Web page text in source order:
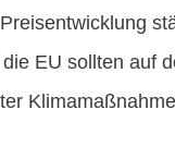
EU sollten auf